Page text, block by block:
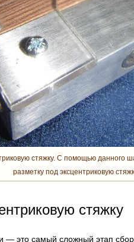
стяжку. С помощью данного
разметку под эксцентриковую
стяжку
— это самый сложный этап